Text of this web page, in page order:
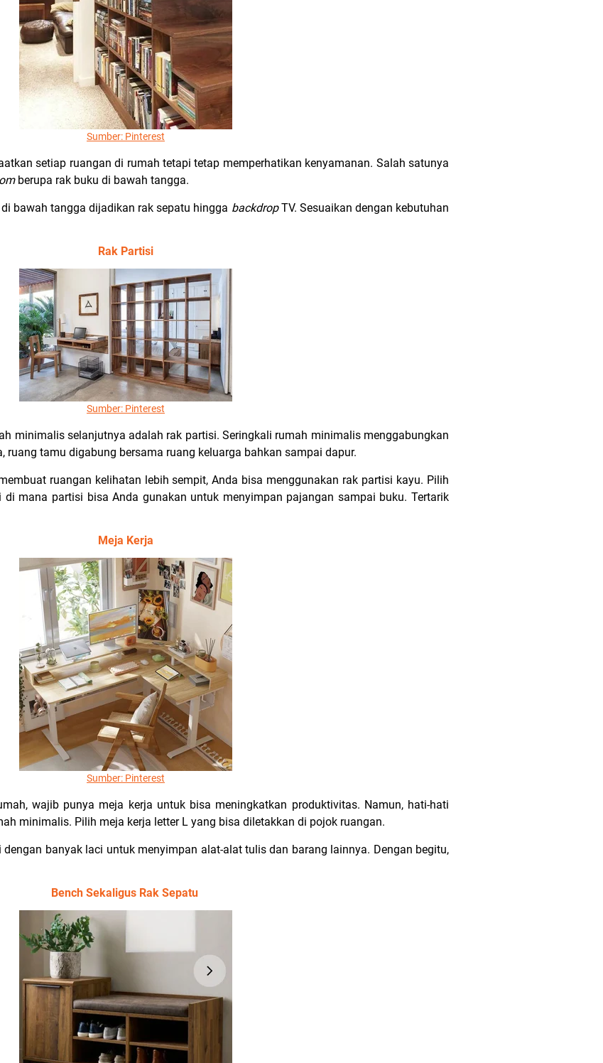
Sumber: Pinterest
setiap ruangan di rumah tetapi tetap memperhatikan kenyamanan. Salah satunya
berupa rak buku di bawah tangga.
bawah tangga dijadikan rak sepatu hingga backdropTV. Sesuaikan dengan kebutuhan
Rak Partisi
Sumber: Pinterest
minimalis selanjutnya adalah rak partisi. Seringkali rumah minimalis menggabungkan
ruang tamu digabung bersama ruang keluarga bahkan sampai dapur.
ruangan kelihatan lebih sempit, Anda bisa menggunakan rak partisi kayu. Pilih
di mana partisi bisa Anda gunakan untuk menyimpan pajangan sampai buku. Tertarik
Meja Kerja
Sumber: Pinterest
wajib punya meja kerja untuk bisa meningkatkan produktivitas. Namun, hati-hati
minimalis. Pilih meja kerja letter L yang bisa diletakkan di pojok ruangan.
dengan banyak laci untuk menyimpan alat-alat tulis dan barang lainnya. Dengan begitu,
Bench Sekaligus Rak Sepatu